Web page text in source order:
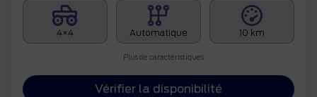
4×4 Automatique 10 km
Plus de caractéristiques
Vérifier la disponibilité